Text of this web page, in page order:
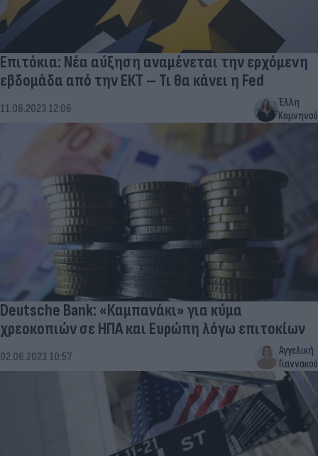
Επιτόκια: Νέα αύξηση αναμένεται την ερχόμενη
εβδομάδα από την ΕΚΤ – Τι θα κάνει η Fed
11.06.2023 12:06
Έλλη
Κομνηνού
Deutsche Bank: «Καμπανάκι» για κύμα
χρεοκοπιών σε ΗΠΑ και Ευρώπη λόγω επιτοκίων
02.06.2023 10:57
Αγγελική
Γιαννακού